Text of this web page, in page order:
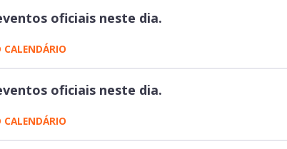
oficiais neste dia.
CALENDÁRIO
oficiais neste dia.
CALENDÁRIO